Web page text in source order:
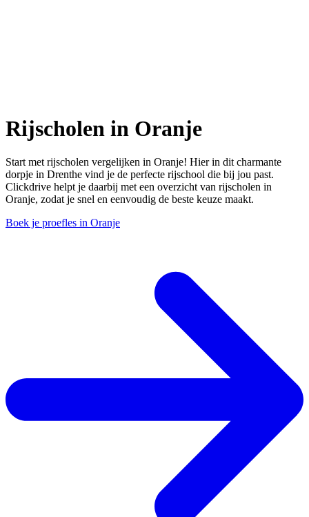
Rijscholen in Oranje
Start met rijscholen vergelijken in Oranje! Hier in dit charmante
dorpje in Drenthe vind je de perfecte rijschool die bij jou past.
Clickdrive helpt je daarbij met een overzicht van rijscholen in
Oranje, zodat je snel en eenvoudig de beste keuze maakt.
Boek je proefles in Oranje